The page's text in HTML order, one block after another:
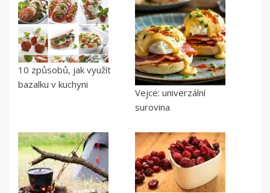
10 způsobů, jak využít
bazalku v kuchyni
Vejce: univerzální
surovina